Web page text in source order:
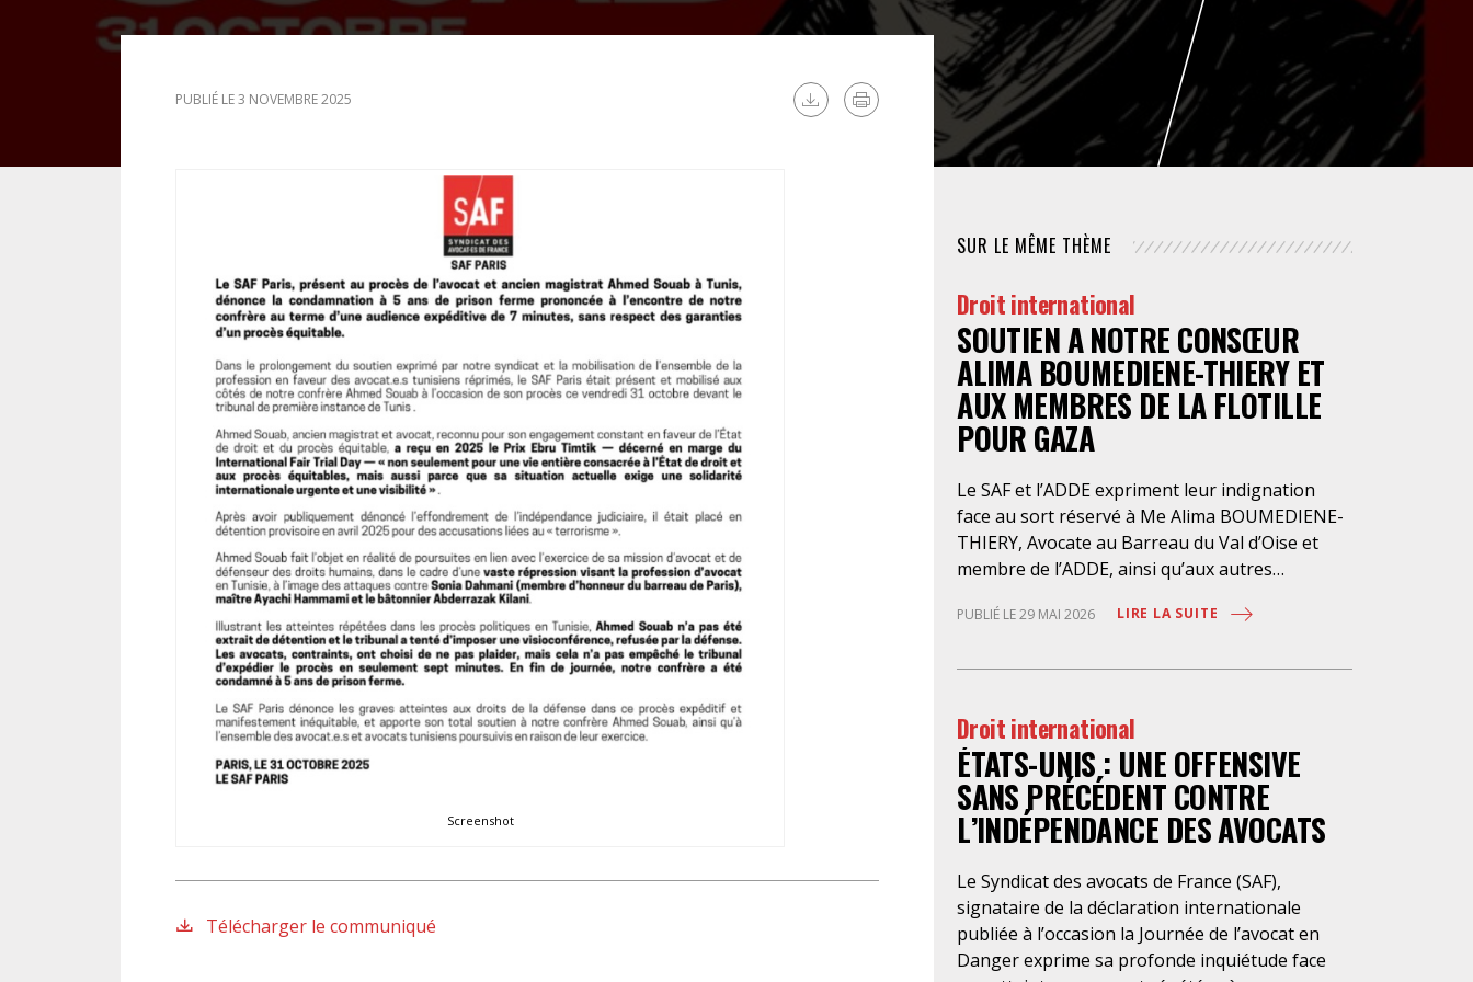
DROIT DES MINEURS
NUMÉRIQUE
POLICE / MAINTIEN DE L'ORDRE
PROCÉDURE CIVILE
PUBLIÉ LE 3 NOVEMBRE 2025
Screenshot
Télécharger le communiqué
SUR LE MÊME THÈME
Droit international
SOUTIEN A NOTRE CONSŒUR
ALIMA BOUMEDIENE-THIERY ET
AUX MEMBRES DE LA FLOTILLE
POUR GAZA
Le SAF et l’ADDE expriment leur indignation
face au sort réservé à Me Alima BOUMEDIENE-
THIERY, Avocate au Barreau du Val d’Oise et
membre de l’ADDE, ainsi qu’aux autres
détention illégale pendant 4 jours par les
participé avec courage à un mouvement lancé
illégal imposé à Gaza, apporter de l’aide
humanitaire aux Palestiniens et redonner de la
visibilité à la terrible situation en Palestine. Plus
de cinquante bateaux ont été arraisonnés le 18
mai 2026 dans les eaux internationales par
particulier du droit maritime. 437 militants de la
Global Sumud Flotilla ont été retenus sans
aucun fondement légal pour être emmenés
dans des bateaux prisons, puis dans des
PUBLIÉ LE 29 MAI 2026 LIRE LA SUITE
Droit international
ÉTATS-UNIS : UNE OFFENSIVE
SANS PRÉCÉDENT CONTRE
L’INDÉPENDANCE DES AVOCATS
Le Syndicat des avocats de France (SAF),
signataire de la déclaration internationale
publiée à l’occasion la Journée de l’avocat en
Danger exprime sa profonde inquiétude face